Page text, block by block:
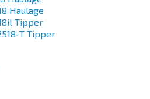
Haulage
Tipper
T Tipper